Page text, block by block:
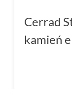
Cerrad
kamień